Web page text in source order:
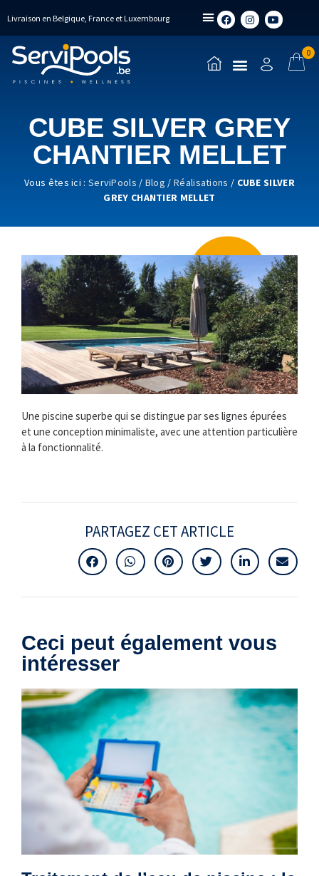
Livraison en Belgique, France et Luxembourg
0
CUBE SILVER GREY
CHANTIER MELLET
Vous êtes ici : ServiPools / Blog / Réalisations / CUBE SILVER
GREY CHANTIER MELLET
Une piscine superbe qui se distingue par ses lignes épurées
et une conception minimaliste, avec une attention particulière
à la fonctionnalité.
PARTAGEZ CET ARTICLE
Ceci peut également vous
intéresser